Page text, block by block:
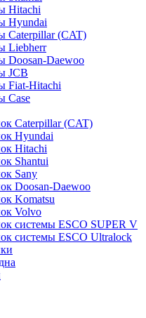
Hitachi
Hyundai
Caterpillar (CAT)
Liebherr
Doosan-Daewoo
JCB
Fiat-Hitachi
Case
Caterpillar (CAT)
Hyundai
Hitachi
Shantui
Sany
Doosan-Daewoo
Komatsu
Volvo
системы ESCO SUPER V
системы ESCO Ultralock